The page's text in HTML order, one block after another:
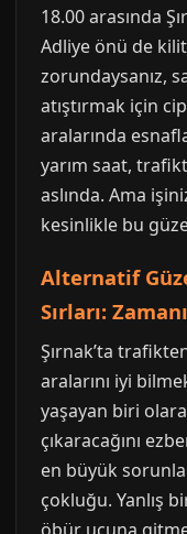
18.00 arasında
Adliye önü de
zorundaysanız,
atıştırmak için
aralarında
yarım saat,
aslında. Ama
kesinlikle bu
Alternatif
Sırları:
Şırnak’ta
aralarını iyi
yaşayan biri
çıkaracağını
en büyük
çokluğu. Yanlış